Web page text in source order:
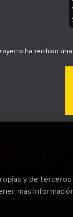
ha recibido
y de
más